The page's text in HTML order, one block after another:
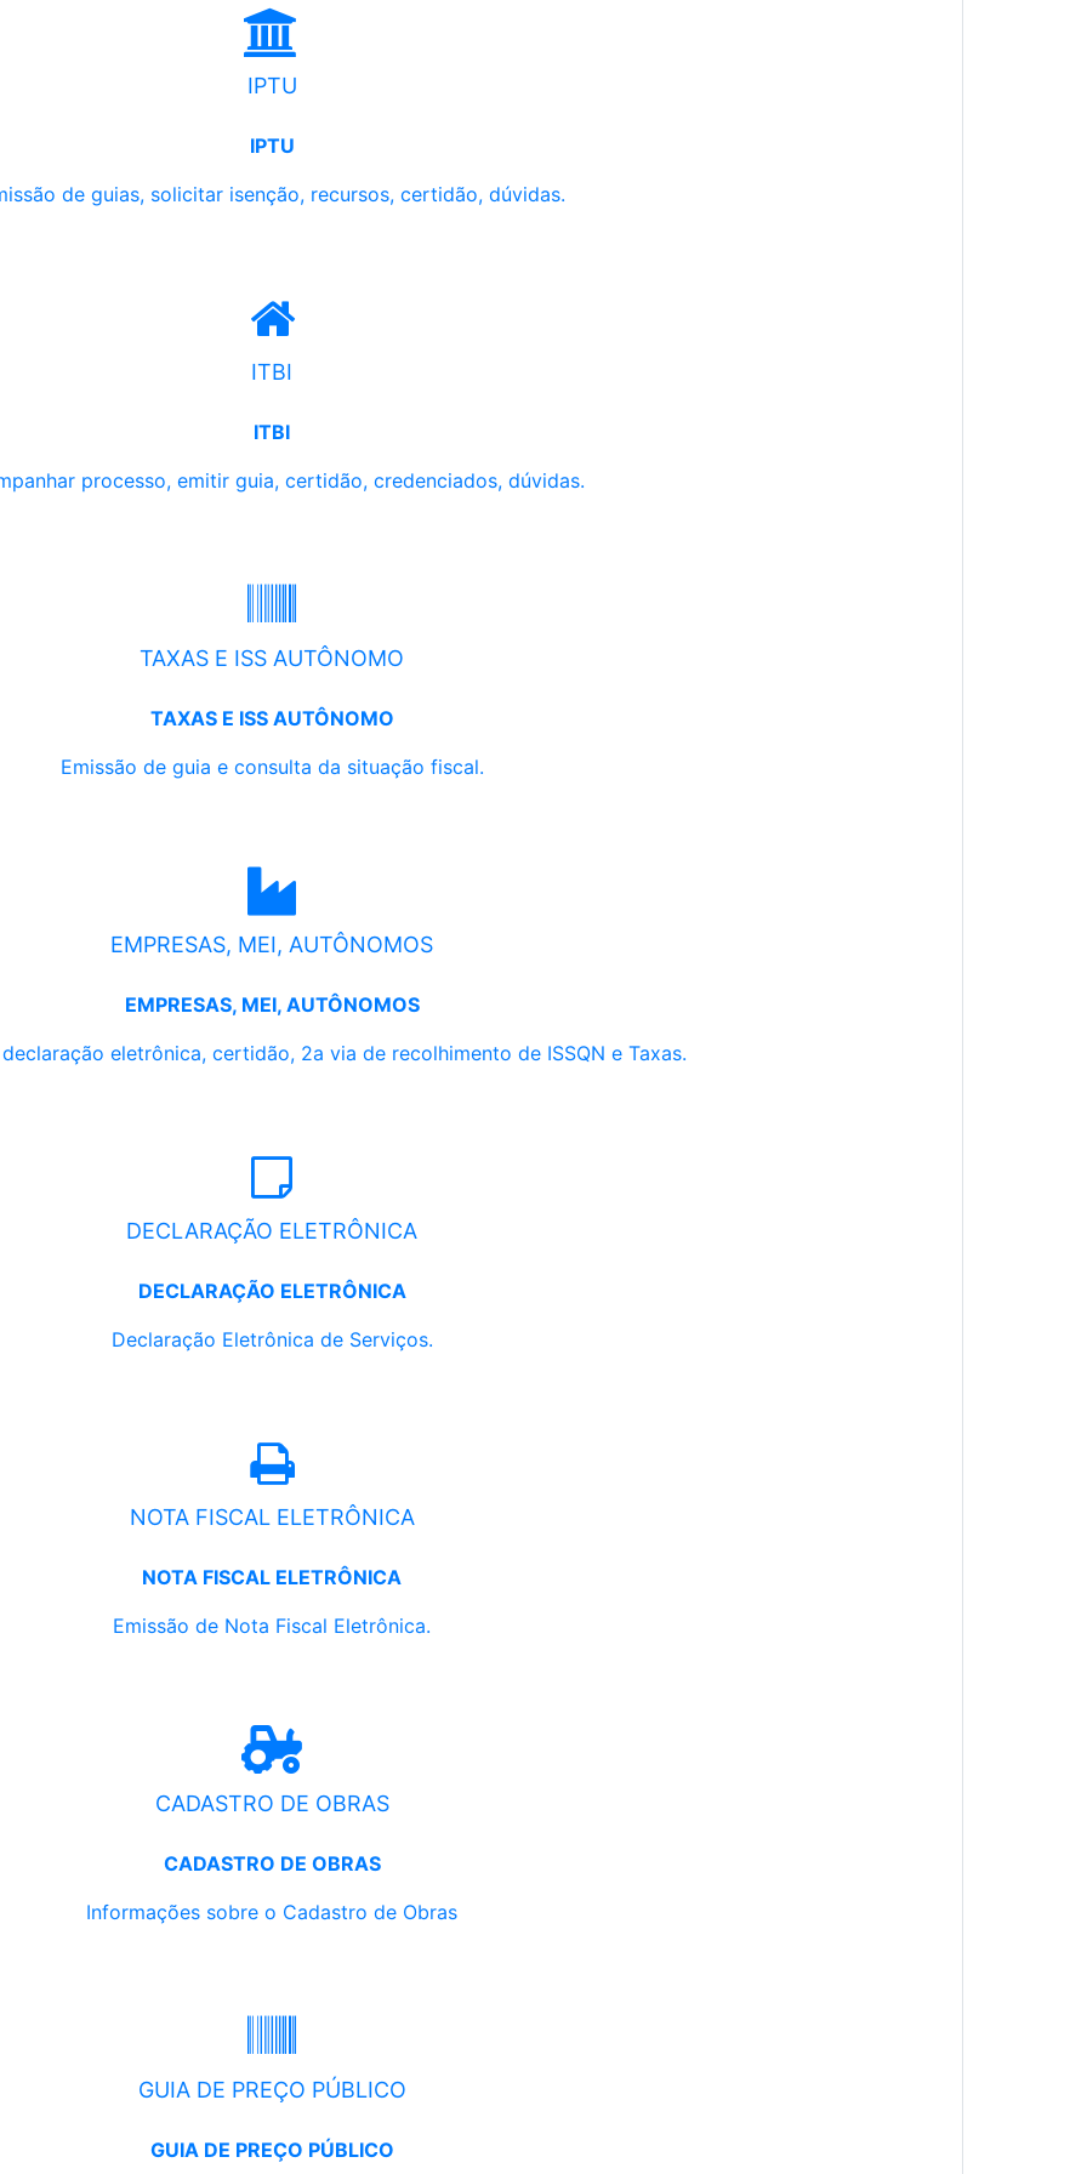
IPTU
IPTU
de guias, solicitar isenção, recursos, certidão, dúvidas.
ITBI
ITBI
processo, emitir guia, certidão, credenciados, dúvidas.
TAXAS E ISS AUTÔNOMO
TAXAS E ISS AUTÔNOMO
Emissão de guia e consulta da situação fiscal.
EMPRESAS, MEI, AUTÔNOMOS
EMPRESAS, MEI, AUTÔNOMOS
eletrônica, certidão, 2a via de recolhimento de ISSQN e Taxas.
DECLARAÇÃO ELETRÔNICA
DECLARAÇÃO ELETRÔNICA
Declaração Eletrônica de Serviços.
NOTA FISCAL ELETRÔNICA
NOTA FISCAL ELETRÔNICA
Emissão de Nota Fiscal Eletrônica.
CADASTRO DE OBRAS
CADASTRO DE OBRAS
Informações sobre o Cadastro de Obras
GUIA DE PREÇO PÚBLICO
GUIA DE PREÇO PÚBLICO